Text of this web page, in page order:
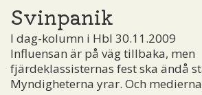
Svinpanik
I dag-kolumn i Hbl 30.11.2009
Influensan är på väg tillbaka, men
fjärdeklassisternas fest ska ändå
Myndigheterna yrar. Och